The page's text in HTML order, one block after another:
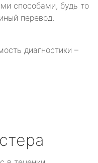
способами, будь то
перевод.
диагностики –